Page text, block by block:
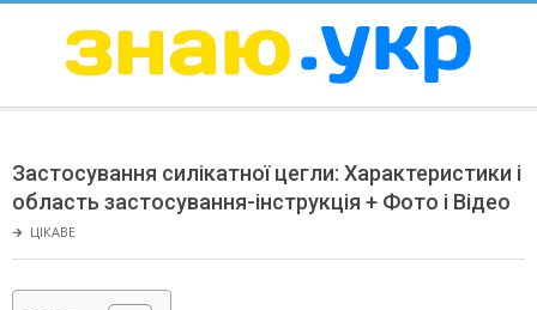
ЗНАЮ
Menu
Застосування силікатної цегли: Характеристики і
область застосування-інструкція + Фото і Відео
🡲 ЦІКАВЕ